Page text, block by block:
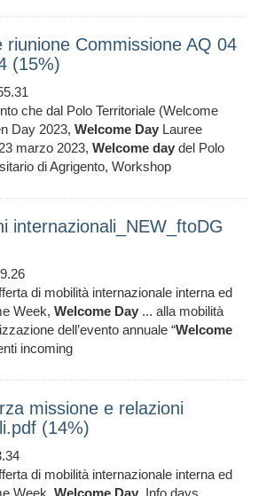
riunione Commissione AQ 04
(15%)
che dal Polo Territoriale (Welcome
Day 2023, Welcome Day Lauree
marzo 2023, Welcome day del Polo
di Agrigento, Workshop
internazionali_NEW_ftoDG
di mobilità internazionale interna ed
Week, Welcome Day ... alla mobilità
dell’evento annuale “Welcome
incoming
missione e relazioni
(14%)
di mobilità internazionale interna ed